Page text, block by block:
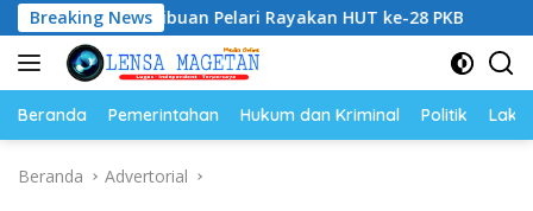
Langsung
ke
konten
Breaking News
Ribuan Pelari Rayakan HUT ke-28 PKB Persani
Beranda Pemerintahan Hukum dan Kriminal Politik
Beranda Advertorial